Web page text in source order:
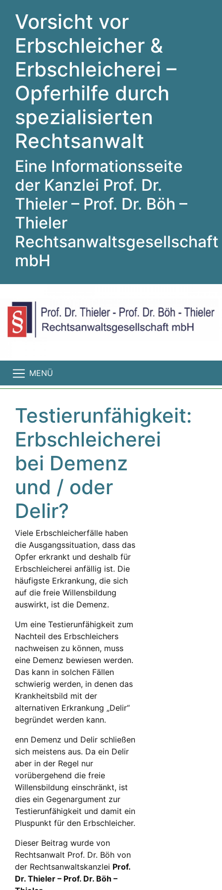
Vorsicht vor
Erbschleicher &
Erbschleicherei –
Opferhilfe durch
spezialisierten
Rechtsanwalt
Eine Informationsseite
der Kanzlei Prof. Dr.
Thieler – Prof. Dr. Böh –
Thieler
Rechtsanwaltsgesellschaft
mbH
MENÜ
Testierunfähigkeit:
Erbschleicherei
bei Demenz
und / oder
Delir?
Viele Erbschleicherfälle haben
die Ausgangssituation, dass das
Opfer erkrankt und deshalb für
Erbschleicherei anfällig ist. Die
häufigste Erkrankung, die sich
auf die freie Willensbildung
auswirkt, ist die Demenz.
Um eine Testierunfähigkeit zum
Nachteil des Erbschleichers
nachweisen zu können, muss
eine Demenz bewiesen werden.
Das kann in solchen Fällen
schwierig werden, in denen das
Krankheitsbild mit der
alternativen Erkrankung „Delir“
begründet werden kann.
enn Demenz und Delir schließen
sich meistens aus. Da ein Delir
aber in der Regel nur
vorübergehend die freie
Willensbildung einschränkt, ist
dies ein Gegenargument zur
Testierunfähigkeit und damit ein
Pluspunkt für den Erbschleicher.
Dieser Beitrag wurde von
Rechtsanwalt Prof. Dr. Böh von
der Rechtsanwaltskanzlei Prof.
Dr. Thieler – Prof. Dr. Böh –